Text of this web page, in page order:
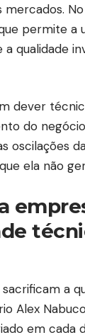
permite a
qualidade
dever
do
oscilações
ela não
a
Alex
em cada